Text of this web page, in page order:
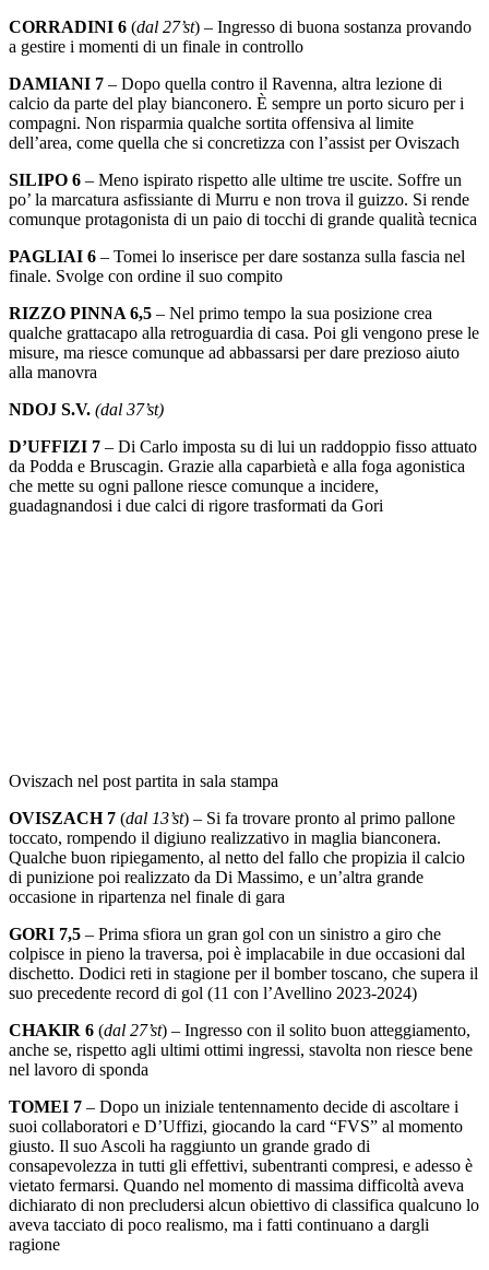
CORRADINI 6 (dal 27’st) – Ingresso di buona sostanza provando
a gestire i momenti di un finale in controllo
DAMIANI 7 – Dopo quella contro il Ravenna, altra lezione di
calcio da parte del play bianconero. È sempre un porto sicuro per i
compagni. Non risparmia qualche sortita offensiva al limite
dell’area, come quella che si concretizza con l’assist per Oviszach
SILIPO 6 – Meno ispirato rispetto alle ultime tre uscite. Soffre un
po’ la marcatura asfissiante di Murru e non trova il guizzo. Si rende
comunque protagonista di un paio di tocchi di grande qualità tecnica
PAGLIAI 6 – Tomei lo inserisce per dare sostanza sulla fascia nel
finale. Svolge con ordine il suo compito
RIZZO PINNA 6,5 – Nel primo tempo la sua posizione crea
qualche grattacapo alla retroguardia di casa. Poi gli vengono prese le
misure, ma riesce comunque ad abbassarsi per dare prezioso aiuto
alla manovra
NDOJ S.V. (dal 37’st)
D’UFFIZI 7 – Di Carlo imposta su di lui un raddoppio fisso attuato
da Podda e Bruscagin. Grazie alla caparbietà e alla foga agonistica
che mette su ogni pallone riesce comunque a incidere,
guadagnandosi i due calci di rigore trasformati da Gori
Oviszach nel post partita in sala stampa
OVISZACH 7 (dal 13’st) – Si fa trovare pronto al primo pallone
toccato, rompendo il digiuno realizzativo in maglia bianconera.
Qualche buon ripiegamento, al netto del fallo che propizia il calcio
di punizione poi realizzato da Di Massimo, e un’altra grande
occasione in ripartenza nel finale di gara
GORI 7,5 – Prima sfiora un gran gol con un sinistro a giro che
colpisce in pieno la traversa, poi è implacabile in due occasioni dal
dischetto. Dodici reti in stagione per il bomber toscano, che supera il
suo precedente record di gol (11 con l’Avellino 2023-2024)
CHAKIR 6 (dal 27’st) – Ingresso con il solito buon atteggiamento,
anche se, rispetto agli ultimi ottimi ingressi, stavolta non riesce bene
nel lavoro di sponda
TOMEI 7 – Dopo un iniziale tentennamento decide di ascoltare i
suoi collaboratori e D’Uffizi, giocando la card “FVS” al momento
giusto. Il suo Ascoli ha raggiunto un grande grado di
consapevolezza in tutti gli effettivi, subentranti compresi, e adesso è
vietato fermarsi. Quando nel momento di massima difficoltà aveva
dichiarato di non precludersi alcun obiettivo di classifica qualcuno lo
aveva tacciato di poco realismo, ma i fatti continuano a dargli
ragione